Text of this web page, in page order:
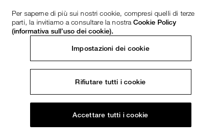
Per saperne di più sui nostri cookie, compresi quelli di terze
parti, la invitiamo a consultare la nostraCookie Policy
(informativa sull’uso dei cookie).
Impostazioni dei cookie
Rifiutare tutti i cookie
Accettare tutti i cookie